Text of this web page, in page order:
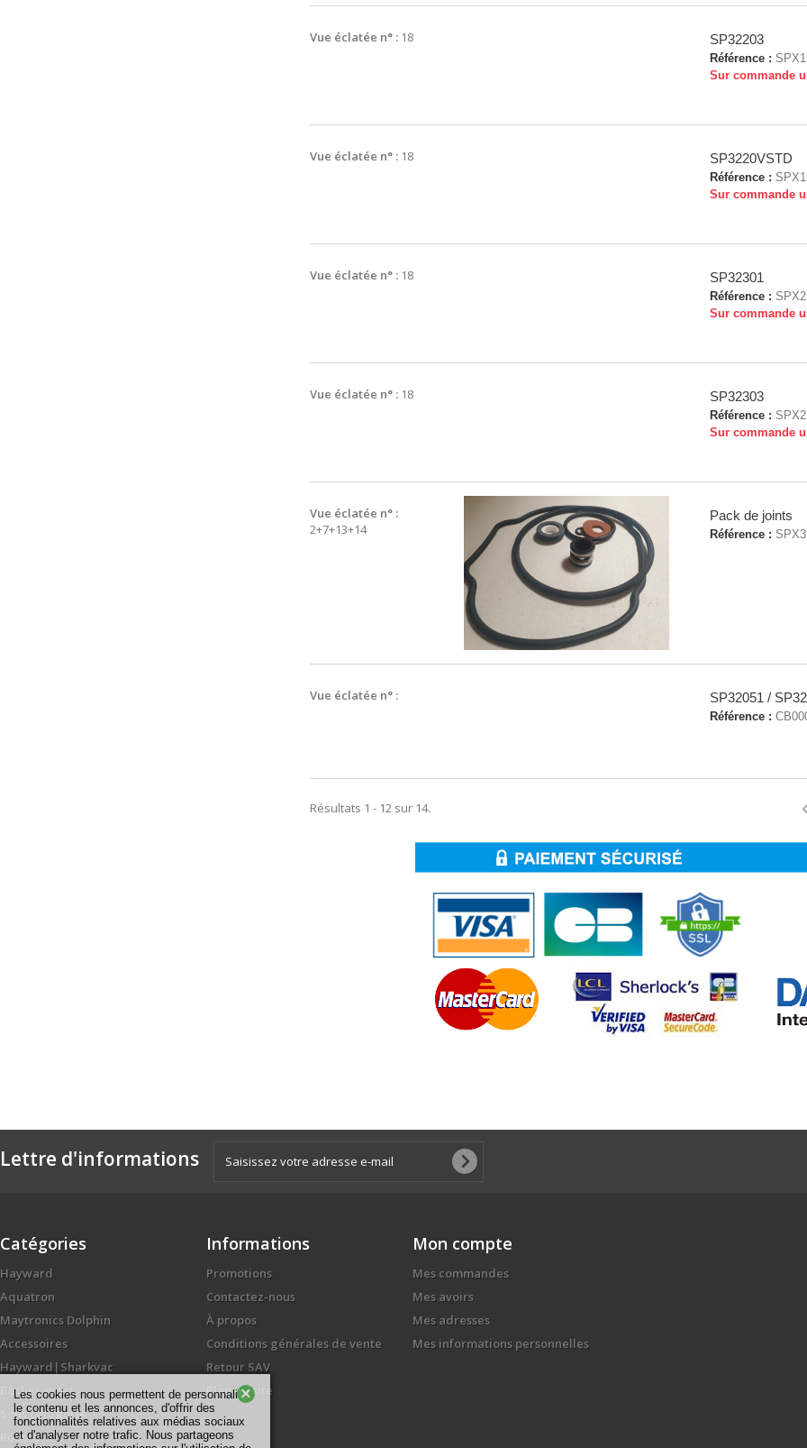
Vue éclatée n° :18 SP32203
Référence :
Sur commande
Vue éclatée n° :18 SP3220VSTD
Référence :
Sur commande
Vue éclatée n° :18 SP32301
Référence :
Sur commande
Vue éclatée n° :18 SP32303
Référence :
Sur commande
Vue éclatée n° :
2+7+13+14
Pack de joints
Référence :
Vue éclatée n° : SP32051 /
Référence :
Résultats 1 - 12 sur 14.
Lettre d'informations
Catégories
Hayward
Aquatron
Maytronics Dolphin
Accessoires
Hayward|Sharkvac
Bâches-volet
Sous catégorie
Roboss
Informations
Promotions
Contactez-nous
À propos
Conditions générales de vente
Retour SAV
Plan du site
Mon compte
Mes commandes
Mes avoirs
Mes adresses
Mes informations personnelles
Les cookies nous permettent de personnaliser
le contenu et les annonces, d'offrir des
fonctionnalités relatives aux médias sociaux
et d'analyser notre trafic. Nous partageons
×